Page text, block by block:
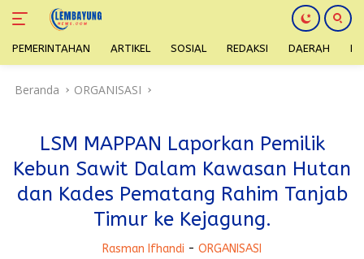
PEMERINTAHAN ARTIKEL SOSIAL REDAKSI DAERAH
Beranda ORGANISASI
LSM MAPPAN Laporkan Pemilik
Kebun Sawit Dalam Kawasan Hutan
dan Kades Pematang Rahim Tanjab
Timur ke Kejagung.
Rasman Ifhandi - ORGANISASI